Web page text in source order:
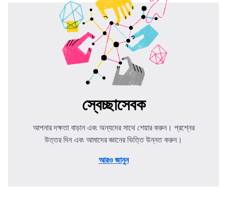
স্বেচ্ছাসেবক
আপনার দক্ষতা বাড়ান এবং অন্যদের সাথে শেয়ার করুন। প্রশ্নের
উত্তর দিন এবং আমাদের জ্ঞানের ভিত্তি উন্নত করুন।
আরও জানুন